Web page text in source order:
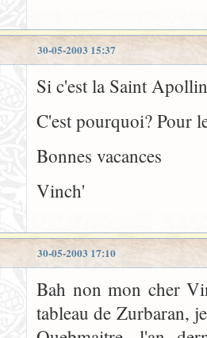
30-05-2003 15:37
Si c'est la Saint
C'est pourquoi? Pour
Bonnes vacances
Vinch'
30-05-2003 17:10
Bah non mon cher
tableau de Zurbaran,